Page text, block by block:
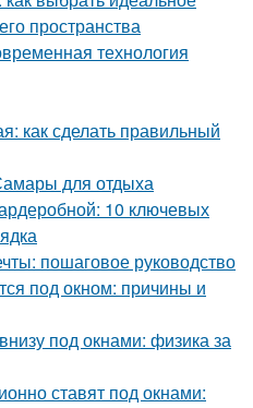
пространства
технология
как сделать правильный
для отдыха
10 ключевых
пошаговое руководство
под окном: причины и
под окнами: физика за
ставят под окнами: